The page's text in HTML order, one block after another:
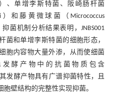
）、单增李斯特菌、阪崎肠杆菌
）和藤黄微球菌（Micrococcus
菌机制分析结果表明，JNBS001
菌和单增李斯特菌的细胞形态，
胞内容物大量外渗，从而使细菌
发酵产物中的抗菌物质包含
其发酵产物具有广谱抑菌特性，且
壁结构的完整性实现抑菌。